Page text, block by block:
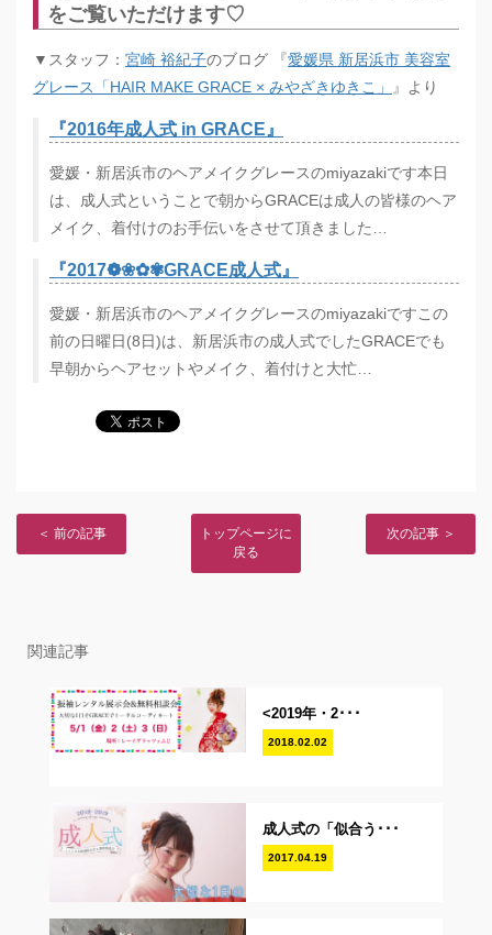
をご覧いただけます♡
▼スタッフ： 宮崎 裕紀子のブログ 『愛媛県 新居浜市 美容室
グレース「HAIR MAKE GRACE × みやざきゆきこ」
』より
『2016年成人式 in GRACE』
愛媛・新居浜市のヘアメイクグレースのmiyazakiです本日
は、成人式ということで朝からGRACEは成人の皆様のヘア
メイク、着付けのお手伝いをさせて頂きました…
『2017❁❀✿✾GRACE成人式』
愛媛・新居浜市のヘアメイクグレースのmiyazakiですこの
前の日曜日(8日)は、新居浜市の成人式でしたGRACEでも
早朝からヘアセットやメイク、着付けと大忙…
＜ 前の記事
トップページに
戻る
次の記事 ＞
関連記事
<2019年・2･･･
2018.02.02
成人式の「似合う･･･
2017.04.19